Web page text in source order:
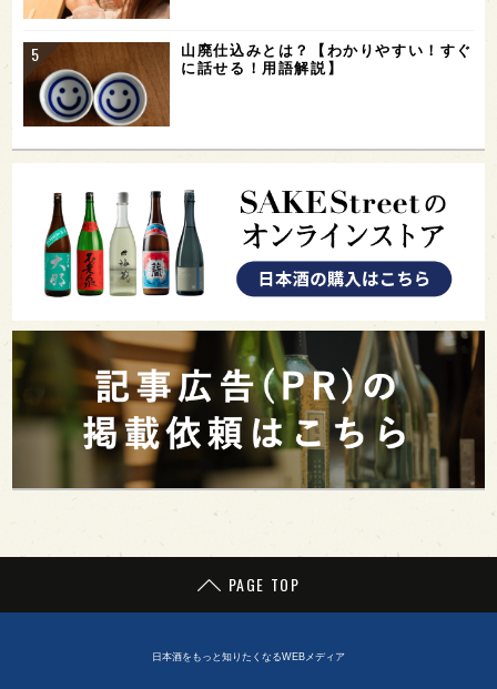
山廃仕込みとは？【わかりやすい！すぐ
に話せる！用語解説】
PAGE TOP
日本酒をもっと知りたくなるWEBメディア